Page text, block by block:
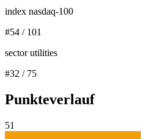
index nasdaq-100
#54 / 101
sector utilities
#32 / 75
Punkteverlauf
51